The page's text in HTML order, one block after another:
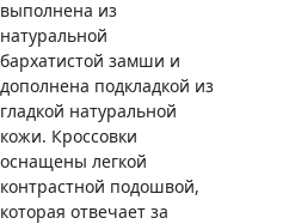
выполнена из
натуральной
бархатистой замши и
дополнена подкладкой из
гладкой натуральной
кожи. Кроссовки
оснащены легкой
контрастной подошвой,
которая отвечает за